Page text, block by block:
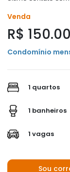
Venda
R$
Condomínio
1 quartos
1 banheiros
1 vagas
Sou